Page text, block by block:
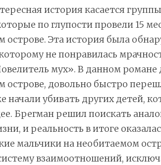
история касается
по глупости провели 15
острове. Эта история была
не понравилась
мух». В данном романе
острове, довольно быстро
начали убивать других детей,
Брегман решил поискать
и реальность в итоге
мальчики на необитаемом
взаимоотношений,